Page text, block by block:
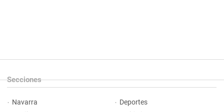
Secciones
Navarra Deportes